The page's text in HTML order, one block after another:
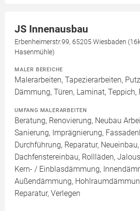
JS Innenausbau
Erbenheimerstr.99, 65205 Wiesbaden
Hasenmühle)
MALER BEREICHE
Malerarbeiten, Tapezierarbeiten,
Dämmung, Türen, Laminat, Teppich,
UMFANG MALERARBEITEN
Beratung, Renovierung, Neubau
Sanierung, Imprägnierung,
Durchführung, Reparatur, Neueinbau,
Dachfenstereinbau, Rollläden,
Kern- / Einblasdämmung,
Außendämmung,
Reparatur, Verlegen